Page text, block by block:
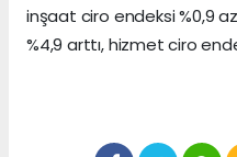
inşaat ciro endeksi %0,9
%4,9 arttı, hizmet ciro